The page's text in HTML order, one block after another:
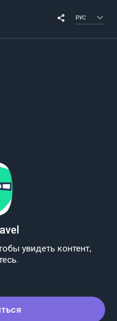
РУС
увидеть контент,